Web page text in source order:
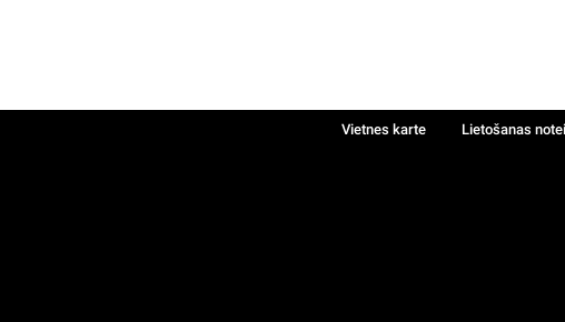
Vietnes karte Lietošanas